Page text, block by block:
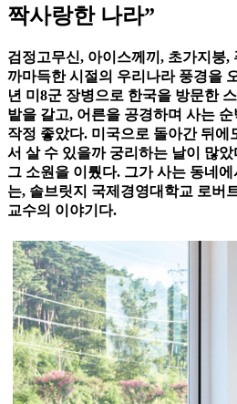
짝사랑한 나라”
검정고무신, 아이스께끼, 초가지붕
까마득한 시절의 우리나라 풍경을
년 미8군 장병으로 한국을 방문한
밭을 갈고, 어른을 공경하며 사는
작정 좋았다. 미국으로 돌아간 뒤에
서 살 수 있을까 궁리하는 날이 많았
그 소원을 이뤘다. 그가 사는 동네에
는, 솔브릿지 국제경영대학교 로버
교수의 이야기다.